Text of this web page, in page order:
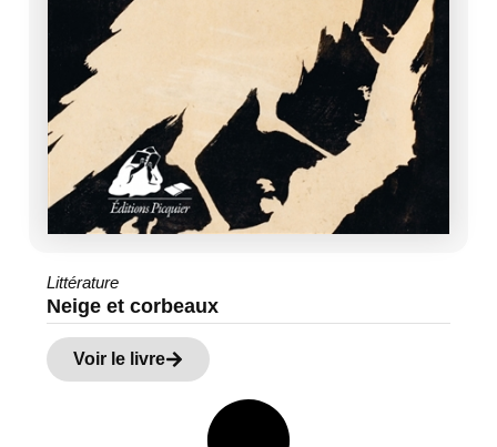
Littérature
Neige et corbeaux
Voir le livre